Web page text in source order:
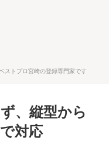
ストプロ宮崎の登録専門家です
、縦型から
対応